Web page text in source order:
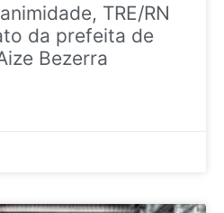
TRE/RN
da prefeita de
Bezerra